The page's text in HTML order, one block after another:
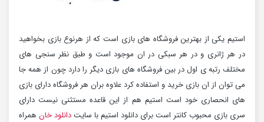
استیم یکی از بهترین فروشگاه های بازی است که از هرنوع بازی بخواهید
در هر ژانری و در هر سبکی در ان موجود است و طبق نظر سنجی های
مختلف رتبه ی اول در بین فروشگاه های بازی دیگر را دارد چون از همه جا
می توان از ان بازی خرید و استفاده کرد علاوه بران هر فروشگاه دارای بازی
های انحصاری خود است استیم هم از این قاعده مستثنی نیست دارای
سری بازی محبوب کانتر است برای دانلود استیم با سایتدانلود خان همراه